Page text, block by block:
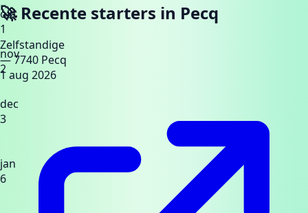
okt
1
nov
2
dec
3
jan
6
🚀 Recente starters in Pecq
Zelfstandige
— 7740 Pecq
1 aug 2026